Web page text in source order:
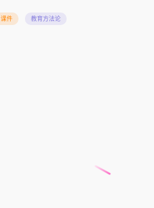
课件 教育方法论